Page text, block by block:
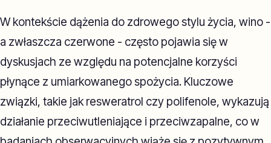
W kontekście dążenia do zdrowego stylu życia, wino -
a zwłaszcza czerwone - często pojawia się w
dyskusjach ze względu na potencjalne korzyści
płynące z umiarkowanego spożycia. Kluczowe
związki, takie jak resweratrol czy polifenole, wykazują
działanie przeciwutleniające i przeciwzapalne, co w